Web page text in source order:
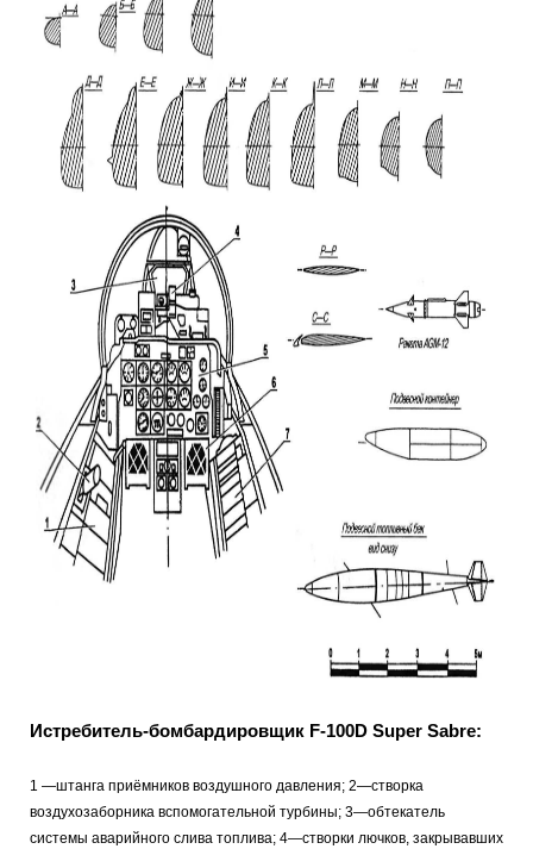
Истребитель-бомбардировщик F-100D Super Sabre:
1 —штанга приёмников воздушного давления; 2—створка
воздухозаборника вспомогательной турбины; 3—обтекатель
системы аварийного слива топлива; 4—створки лючков, закрывавших